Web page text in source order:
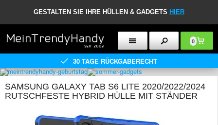
GESTALTEN SIE IHRE HÜLLEN & GADGETS HIER
0
30 TAGE RÜCKGABERECHT
SAMSUNG GALAXY TAB S6 LITE 2020/2022/2024
RUTSCHFESTE HYBRID HÜLLE MIT STÄNDER